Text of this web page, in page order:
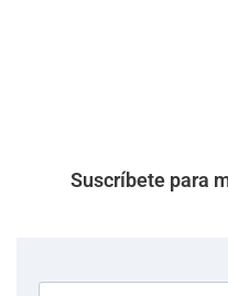
Suscríbete para